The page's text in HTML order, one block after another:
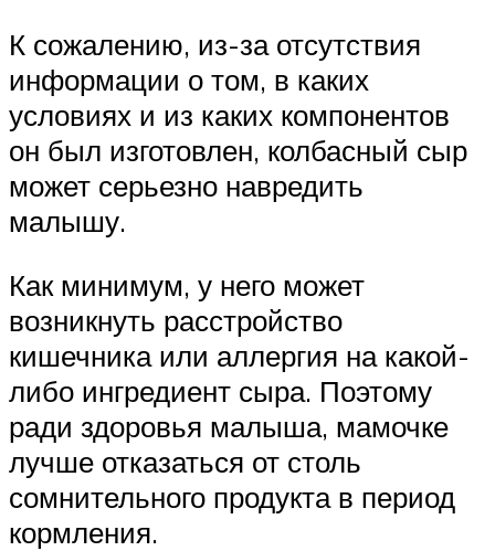
К сожалению, из-за отсутствия
информации о том, в каких
условиях и из каких компонентов
он был изготовлен, колбасный сыр
может серьезно навредить
малышу.
Как минимум, у него может
возникнуть расстройство
кишечника или аллергия на какой-
либо ингредиент сыра. Поэтому
ради здоровья малыша, мамочке
лучше отказаться от столь
сомнительного продукта в период
кормления.